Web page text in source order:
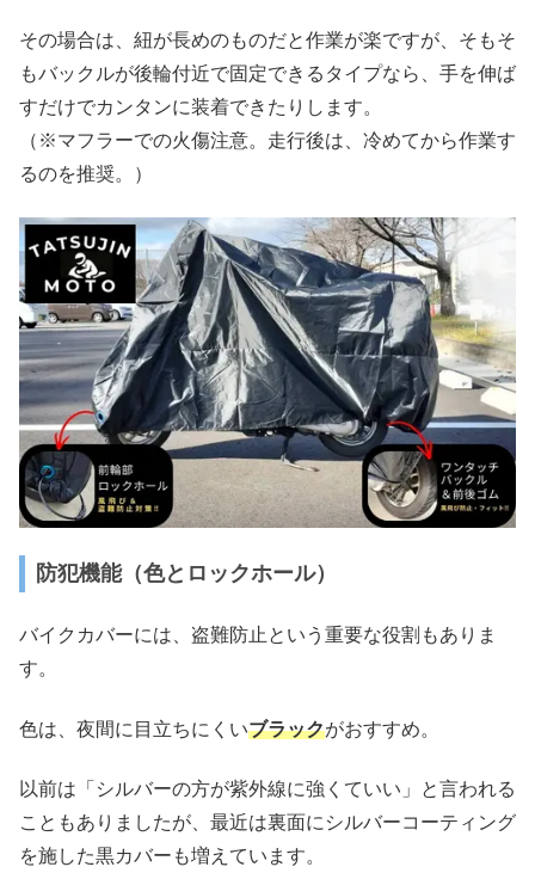
その場合は、紐が長めのものだと作業が楽ですが、そもそ
もバックルが後輪付近で固定できるタイプなら、手を伸ば
すだけでカンタンに装着できたりします。
（※マフラーでの火傷注意。走行後は、冷めてから作業す
るのを推奨。）
防犯機能（色とロックホール）
バイクカバーには、盗難防止という重要な役割もありま
す。
色は、夜間に目立ちにくいブラックがおすすめ。
以前は「シルバーの方が紫外線に強くていい」と言われる
こともありましたが、最近は裏面にシルバーコーティング
を施した黒カバーも増えています。